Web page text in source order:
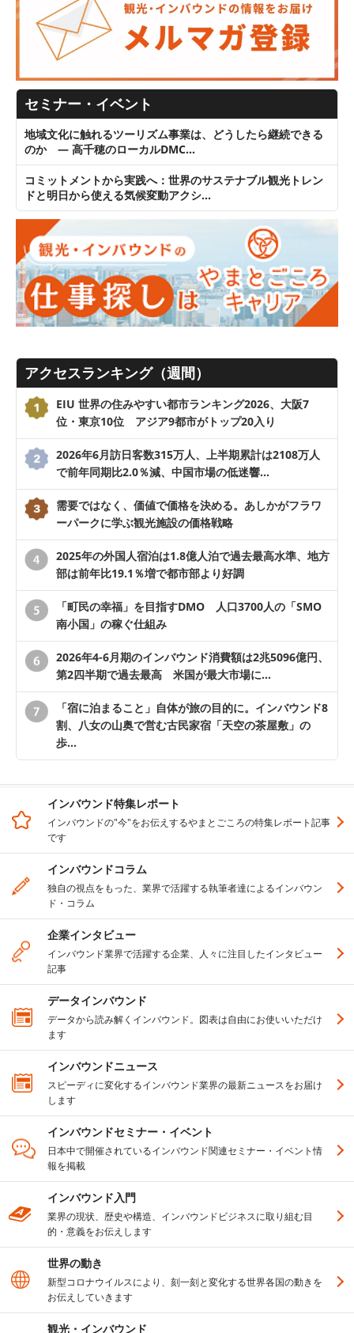
セミナー・イベント
地域文化に触れるツーリズム事業は、どうしたら継続できる
のか ― 高千穂のローカルDMC…
コミットメントから実践へ：世界のサステナブル観光トレン
ドと明日から使える気候変動アクシ…
アクセスランキング（週間）
EIU 世界の住みやすい都市ランキング2026、大阪7
位・東京10位 アジア9都市がトップ20入り
2026年6月訪日客数315万人、上半期累計は2108万人
で前年同期比2.0％減、中国市場の低迷響…
需要ではなく、価値で価格を決める。あしかがフラワ
ーパークに学ぶ観光施設の価格戦略
2025年の外国人宿泊は1.8億人泊で過去最高水準、地方
部は前年比19.1％増で都市部より好調
「町民の幸福」を目指すDMO 人口3700人の「SMO
南小国」の稼ぐ仕組み
2026年4-6月期のインバウンド消費額は2兆5096億円、
第2四半期で過去最高 米国が最大市場に…
「宿に泊まること」自体が旅の目的に。インバウンド8
割、八女の山奥で営む古民家宿「天空の茶屋敷」の
歩…
インバウンド特集レポート
インバウンドの"今"をお伝えするやまとごころの特集レポート記事
です
インバウンドコラム
独自の視点をもった、業界で活躍する執筆者達によるインバウン
ド・コラム
企業インタビュー
インバウンド業界で活躍する企業、人々に注目したインタビュー
記事
データインバウンド
データから読み解くインバウンド。図表は自由にお使いいただけ
ます
インバウンドニュース
スピーディに変化するインバウンド業界の最新ニュースをお届け
します
インバウンドセミナー・イベント
日本中で開催されているインバウンド関連セミナー・イベント情
報を掲載
インバウンド入門
業界の現状、歴史や構造、インバウンドビジネスに取り組む目
的・意義をお伝えします
世界の動き
新型コロナウイルスにより、刻一刻と変化する世界各国の動きを
お伝えしていきます
観光・インバウンド